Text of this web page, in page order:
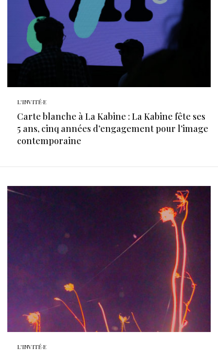
L'INVITÉ·E
Carte blanche à La Kabine : La Kabine fête ses
5 ans, cinq années d’engagement pour l’image
contemporaine
L'INVITÉ·E